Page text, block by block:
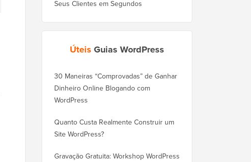
Seus Clientes em Segundos
Úteis Guias WordPress
30 Maneiras “Comprovadas” de Ganhar
Dinheiro Online Blogando com
WordPress
Quanto Custa Realmente Construir um
Site WordPress?
Gravação Gratuita: Workshop WordPress